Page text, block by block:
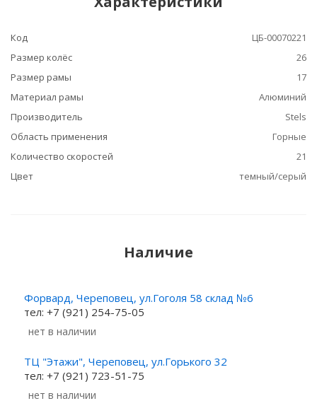
Код
ЦБ-00070221
Размер колёс
26
Размер рамы
17
Материал рамы
Алюминий
Производитель
Stels
Область применения
Горные
Количество скоростей
21
Цвет
темный/серый
Наличие
Форвард, Череповец, ул.Гоголя 58 склад №6
тел: +7 (921) 254-75-05
Нет в наличии
ТЦ "Этажи", Череповец, ул.Горького 32
тел: +7 (921) 723-51-75
Нет в наличии